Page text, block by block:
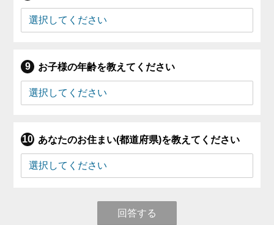
お子様の年齢を教えてください
あなたのお住まい(都道府県)を教えてください
回答する